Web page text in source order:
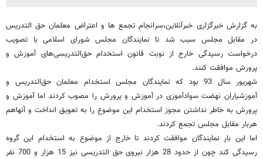
به گزارش خبرگزاری خبرآنلاین،سرانجام تجمع ها و اعتراض معلمان حق التدریس
در مقابل مجلس سبب شد تا نمایندگان مجلس شورای اسلامی با تصویب
درخواست رسیدگی خارج از نوبت قانون استخدام حق‌التدریسی‌های آموزش و
پرورش موافقت کنند.
شهریور سال 93 بود که نمایندگان مجلس استخدام معلمان حق‌التدریس و
آموزشیاران نهضت سوادآموزی در آموزش و پرورش را مصوب کردند اما آموزش و
پرورش به خاطر نداشتن مجوز استخدام این موضوع را به تعویق انداخت و آنهاهم
هربار مقابل مجلس تجمع کردند.
اما این بار نمایندگان موافقت کردند تا خارج از موضوع به استخدام این گروه
رسیدگی کند چون از حدود 28 هزار نیروی حق التدریسی نیز 15 هزار و 700 نفر